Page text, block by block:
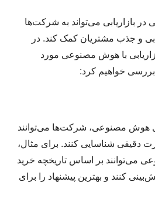
بازاریابی می‌تواند به شرکت‌ها
و جذب مشتریان کمک کند. در
با هوش مصنوعی مورد
بررسی خواهیم کرد:
هوش مصنوعی، شرکت‌ها می‌توانند
دقیقی شناسایی کنند. برای مثال،
می‌توانند بر اساس تاریخچه خرید
کنند و بهترین پیشنهاد را برای